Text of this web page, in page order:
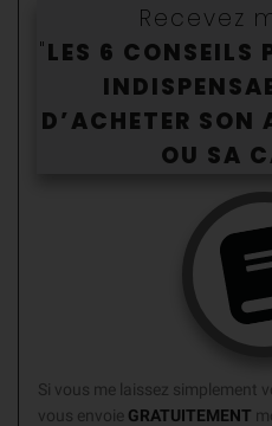
Recevez
"LES 6 CONSEILS
D’ACHETER SON
OU SA
Si vous me laissez simplement
vous envoie GRATUITEMENT